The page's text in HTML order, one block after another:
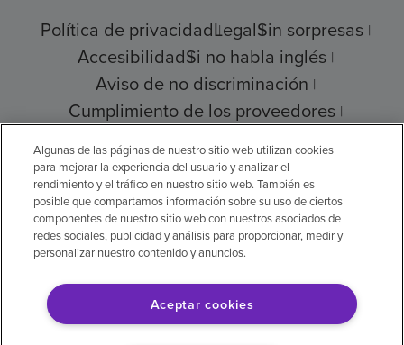
Política de privacidadLegalSin sorpresas
AccesibilidadSi no habla inglés
Aviso de no discriminación
Cumplimiento de los proveedores
© 2026 Encompass Health Corporation
Preferencias de cookies
Aviso legal: Se tradujo con la ayuda de
Algunas de las páginas de nuestro sitio web utilizan cookies
para mejorar la experiencia del usuario y analizar el
rendimiento y el tráfico en nuestro sitio web. También es
posible que compartamos información sobre su uso de ciertos
componentes de nuestro sitio web con nuestros asociados de
redes sociales, publicidad y análisis para proporcionar, medir y
personalizar nuestro contenido y anuncios.
Aceptar cookies